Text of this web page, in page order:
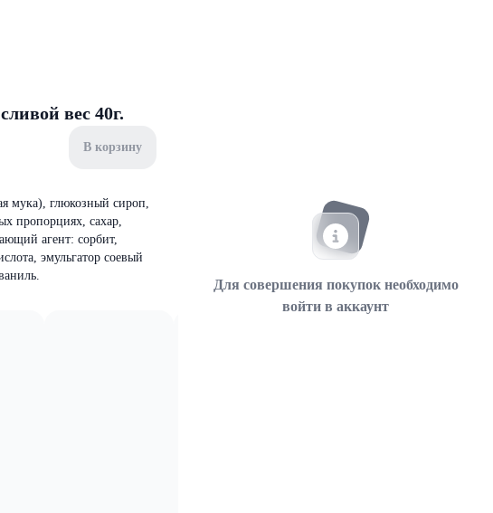
вес 40г.
В корзину
мука), глюкозный сироп,
пропорциях, сахар,
агент: сорбит,
эмульгатор соевый
Для совершения покупок необходимо
войти в аккаунт